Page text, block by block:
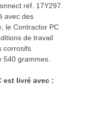
réf. 17Y297.
avec des
le Contractor PC
de travail
corrosifs.
540 grammes.
est livré avec :